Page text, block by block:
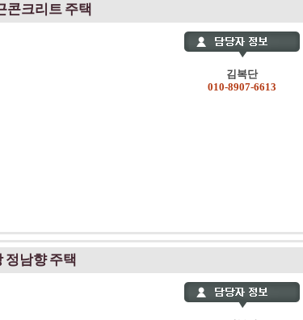
콘크리트 주택
김복단
010-8907-6613
정남향 주택